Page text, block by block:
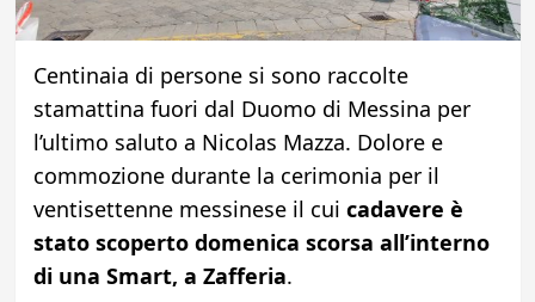
Centinaia di persone si sono raccolte
stamattina fuori dal Duomo di Messina per
l’ultimo saluto a Nicolas Mazza. Dolore e
commozione durante la cerimonia per il
ventisettenne messinese il cui cadavere è
stato scoperto domenica scorsa all’interno
di una Smart, a Zafferia.